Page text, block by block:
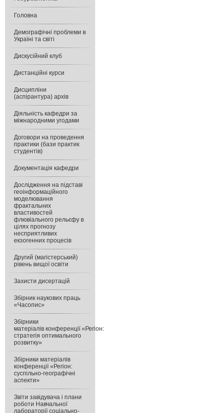
Головна
Демографічні проблеми в
Україні та світі
Дискусійний клуб
Дистанційні курси
Дисципліни
(аспірантура) архів
Діяльність кафедри за
міжнародними угодами
Договори на проведення
практики (бази практик
студентів)
Документація кафедри
Дослідження на підставі
геоінформаційного
моделювання
фрактальних
властивостей
флювіального рельєфу в
цілях прогнозу
несприятливих
екзогенних процесів
Другий (магістерський)
рівень вищої освіти
Захисти дисертацій
Збірник наукових праць
«Часопис»
Збірники
матеріалів конференції «Регіон:
стратегія оптимального
розвитку»
Збірники матеріалів
конференції «Регіон:
суспільно-географічні
аспекти»
Звіти завідувача і плани
роботи Навчальної
лабораторії соціально-